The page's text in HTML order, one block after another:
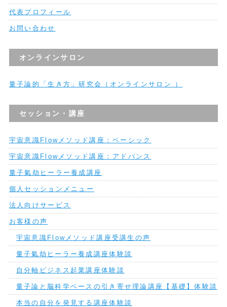
代表プロフィール
お問い合わせ
オンラインサロン
量子論的「生き方」研究会（オンラインサロン ）
セッション・講座
宇宙意識Flowメソッド講座：ベーシック
宇宙意識Flowメソッド講座：アドバンス
量子氣劫ヒーラー養成講座
個人セッションメニュー
法人向けサービス
お客様の声
宇宙意識Flowメソッド講座受講生の声
量子氣劫ヒーラー養成講座体験談
自分軸ビジネス起業講座体験談
量子論と脳科学ベースの引き寄せ理論講座【基礎】体験談
本当の自分を発見する講座体験談